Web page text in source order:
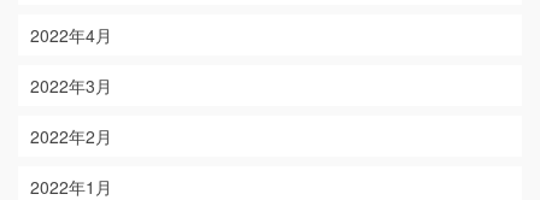
2022年4月
2022年3月
2022年2月
2022年1月